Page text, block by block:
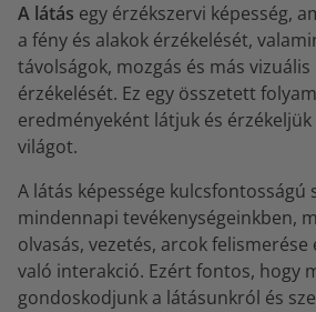
A látás egy érzékszervi képesség,
a fény és alakok érzékelését,
távolságok, mozgás és más
érzékelését. Ez egy összetett
eredményeként látjuk és
világot.
A látás képessége kulcsfontosságú
mindennapi tevékenységeinkben,
olvasás, vezetés, arcok
való interakció. Ezért fontos, hogy
gondoskodjunk a látásunkról és